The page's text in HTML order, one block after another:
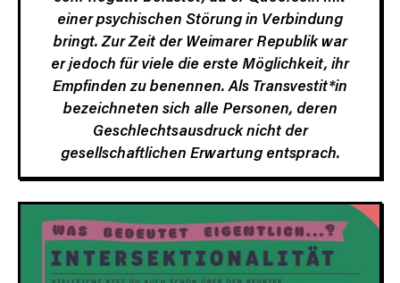
einer psychischen Störung in Verbindung
bringt. Zur Zeit der Weimarer Republik war
er jedoch für viele die erste Möglichkeit, ihr
Empfinden zu benennen. Als Transvestit*in
bezeichneten sich alle Personen, deren
Geschlechtsausdruck nicht der
gesellschaftlichen Erwartung entsprach.